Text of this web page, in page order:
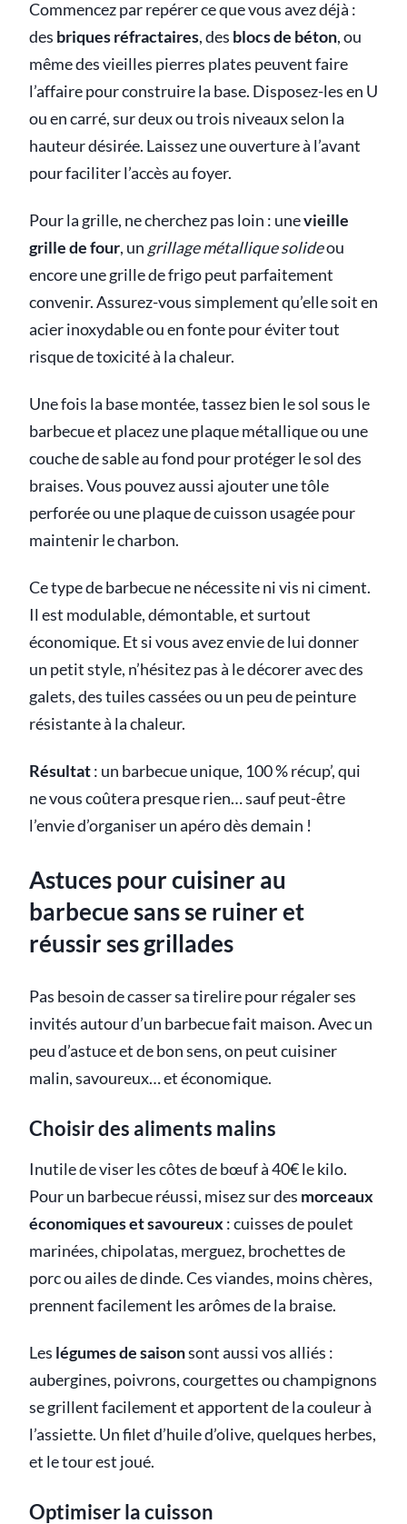
Commencez par repérer ce que vous avez déjà :
des briques réfractaires, des blocs de béton, ou
même des vieilles pierres plates peuvent faire
l’affaire pour construire la base. Disposez-les en U
ou en carré, sur deux ou trois niveaux selon la
hauteur désirée. Laissez une ouverture à l’avant
pour faciliter l’accès au foyer.
Pour la grille, ne cherchez pas loin : unevieille
grille de four, un grillage métallique solideou
encore une grille de frigo peut parfaitement
convenir. Assurez-vous simplement qu’elle soit en
acier inoxydable ou en fonte pour éviter tout
risque de toxicité à la chaleur.
Une fois la base montée, tassez bien le sol sous le
barbecue et placez une plaque métallique ou une
couche de sable au fond pour protéger le sol des
braises. Vous pouvez aussi ajouter une tôle
perforée ou une plaque de cuisson usagée pour
maintenir le charbon.
Ce type de barbecue ne nécessite ni vis ni ciment.
Il est modulable, démontable, et surtout
économique. Et si vous avez envie de lui donner
un petit style, n’hésitez pas à le décorer avec des
galets, des tuiles cassées ou un peu de peinture
résistante à la chaleur.
Résultat: un barbecue unique, 100 % récup’, qui
ne vous coûtera presque rien… sauf peut-être
l’envie d’organiser un apéro dès demain !
Astuces pour cuisiner au
barbecue sans se ruiner et
réussir ses grillades
Pas besoin de casser sa tirelire pour régaler ses
invités autour d’un barbecue fait maison. Avec un
peu d’astuce et de bon sens, on peut cuisiner
malin, savoureux… et économique.
Choisir des aliments malins
Inutile de viser les côtes de bœuf à 40€ le kilo.
Pour un barbecue réussi, misez sur des morceaux
économiques et savoureux : cuisses de poulet
marinées, chipolatas, merguez, brochettes de
porc ou ailes de dinde. Ces viandes, moins chères,
prennent facilement les arômes de la braise.
Les légumes de saisonsont aussi vos alliés :
aubergines, poivrons, courgettes ou champignons
se grillent facilement et apportent de la couleur à
l’assiette. Un filet d’huile d’olive, quelques herbes,
et le tour est joué.
Optimiser la cuisson